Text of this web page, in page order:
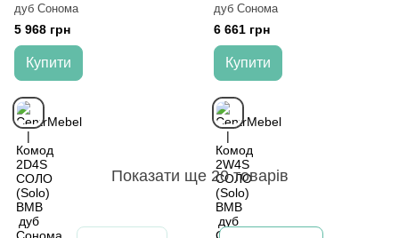
дуб Сонома
5 968 грн
Купити
дуб Сонома
6 661 грн
Купити
Показати ще 20 товарів